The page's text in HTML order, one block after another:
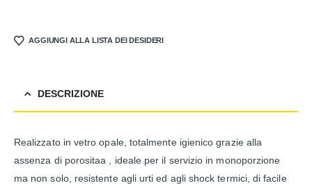
AGGIUNGI ALLA LISTA DEI DESIDERI
DESCRIZIONE
Realizzato in vetro opale, totalmente igienico grazie alla
assenza di porositaa , ideale per il servizio in monoporzione
ma non solo, resistente agli urti ed agli shock termici, di facile